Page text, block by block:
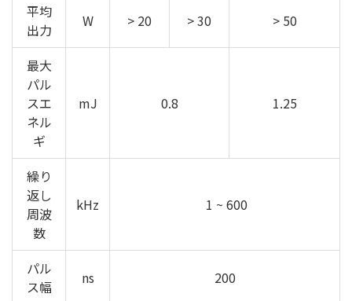
平均
出力
W > 20 > 30 > 50
最大
パル
スエ
ネル
ギ
mJ 0.8 1.25
繰り
返し
周波
数
kHz 1 ~ 600
パル
ス幅
ns 200